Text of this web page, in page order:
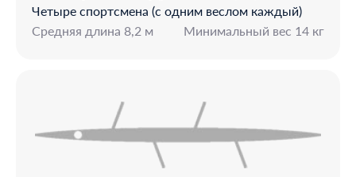
Четыре спортсмена (с одним веслом каждый)
Средняя длина 8,2 м
Минимальный вес 14 кг